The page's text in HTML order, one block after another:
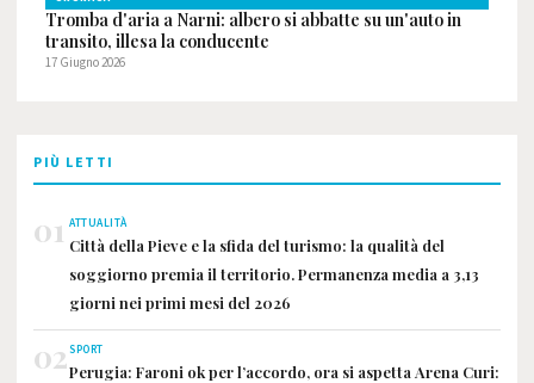
Tromba d'aria a Narni: albero si abbatte su un'auto in
transito, illesa la conducente
17 Giugno 2026
PIÙ LETTI
01 ATTUALITÀ
Città della Pieve e la sfida del turismo: la qualità del
soggiorno premia il territorio. Permanenza media a 3,13
giorni nei primi mesi del 2026
02SPORT
Perugia: Faroni ok per l’accordo, ora si aspetta Arena Curi: